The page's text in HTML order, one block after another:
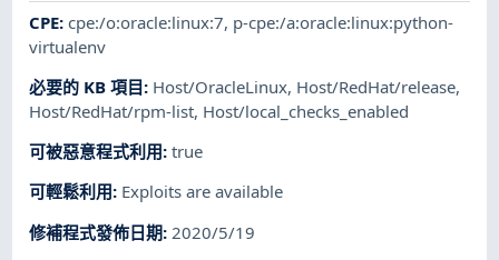
CPE:cpe:/o:oracle:linux:7, p-cpe:/a:oracle:linux:python-
virtualenv
必要的 KB 項目: Host/OracleLinux, Host/RedHat/release,
Host/RedHat/rpm-list, Host/local_checks_enabled
可被惡意程式利用:true
可輕鬆利用: Exploits are available
修補程式發佈日期: 2020/5/19